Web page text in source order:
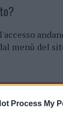
Process My
menù del